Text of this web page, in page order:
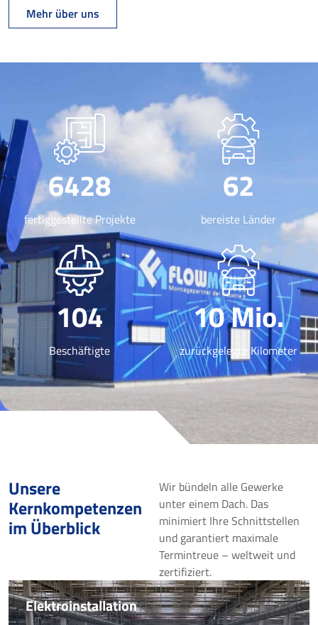
Mehr über uns
6428
fertiggestellte Projekte
62
bereiste Länder
104
Beschäftigte
10 Mio.
zurückgelegte Kilometer
Unsere
Kernkompetenzen
im Überblick
Wir bündeln alle Gewerke
unter einem Dach. Das
minimiert Ihre Schnittstellen
und garantiert maximale
Termintreue – weltweit und
zertifiziert.
Elektroinstallation Elektroinstallation